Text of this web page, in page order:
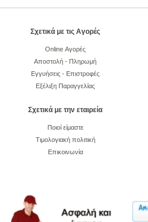
Σχετικά με τις Αγορές
Online Αγορές
Αποστολή - Πληρωμή
Εγγυήσεις - Επιστροφές
Εξέλιξη Παραγγελίας
Σχετικά με την εταιρεία
Ποιοί είμαστε
Τιμολογιακή πολιτική
Επικοινωνία